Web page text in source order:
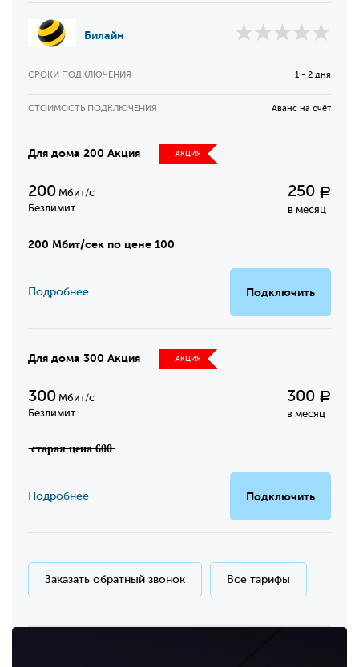
Билайн
СРОКИ ПОДКЛЮЧЕНИЯ 1 - 2 дня
СТОИМОСТЬ ПОДКЛЮЧЕНИЯ Аванс на счёт
Для дома 200 Акция АКЦИЯ
200 Мбит/с
Безлимит
250 Р
в месяц
200 Мбит/сек по цене 100
Подключить
Подробнее
Для дома 300 Акция АКЦИЯ
300 Мбит/с
Безлимит
300 Р
в месяц
̶с̶т̶а̶р̶а̶я̶ ̶ц̶е̶н̶а̶ ̶6̶0̶0̶
Подключить
Подробнее
Заказать обратный звонок Все тарифы